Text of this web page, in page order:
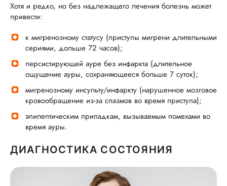
Хотя и редко, но без надлежащего лечения болезнь может
привести:
к мигренозному статусу (приступы мигрени длительными
сериями, дольше 72 часов);
персистирующей ауре без инфаркта (длительное
ощущение ауры, сохраняющееся больше 7 суток);
мигренозному инсульту/инфаркту (нарушенное мозговое
кровообращение из-за спазмов во время приступа);
эпилептическим припадкам, вызываемым помехами во
время ауры.
ДИАГНОСТИКА СОСТОЯНИЯ